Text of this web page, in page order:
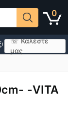
0
☏ Καλέστε
μας
-VITA